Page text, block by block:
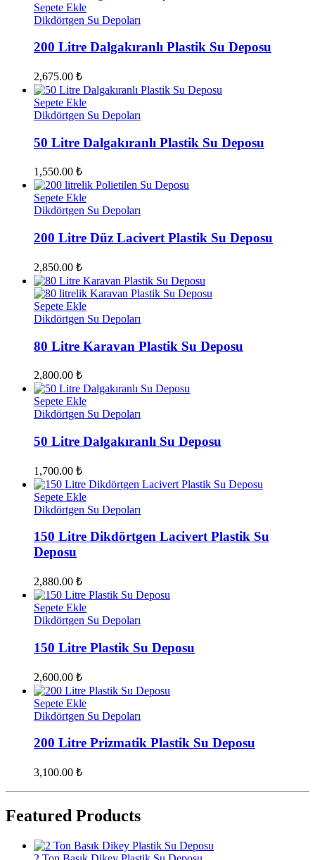
Sepete Ekle
Dikdörtgen Su Depoları
200 Litre Dalgakıranlı Plastik Su Deposu
2,675.00 ₺
Sepete Ekle
Dikdörtgen Su Depoları
50 Litre Dalgakıranlı Plastik Su Deposu
1,550.00 ₺
Sepete Ekle
Dikdörtgen Su Depoları
200 Litre Düz Lacivert Plastik Su Deposu
2,850.00 ₺
Sepete Ekle
Dikdörtgen Su Depoları
80 Litre Karavan Plastik Su Deposu
2,800.00 ₺
Sepete Ekle
Dikdörtgen Su Depoları
50 Litre Dalgakıranlı Su Deposu
1,700.00 ₺
Sepete Ekle
Dikdörtgen Su Depoları
150 Litre Dikdörtgen Lacivert Plastik Su
Deposu
2,880.00 ₺
Sepete Ekle
Dikdörtgen Su Depoları
150 Litre Plastik Su Deposu
2,600.00 ₺
Sepete Ekle
Dikdörtgen Su Depoları
200 Litre Prizmatik Plastik Su Deposu
3,100.00 ₺
Featured Products